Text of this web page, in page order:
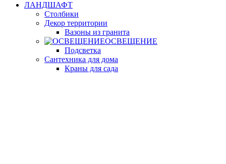
ЛАНДШАФТ
Столбики
Декор территории
Вазоны из гранита
ОСВЕЩЕНИЕ
Подсветка
Сантехника для дома
Краны для сада